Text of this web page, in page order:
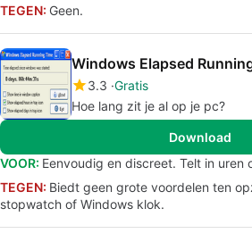
TEGEN: Geen.
Windows Elapsed
3.3 Gratis
Hoe lang zit je al op je pc?
Download
VOOR: Eenvoudig en discreet. Telt in uren
TEGEN: Biedt geen grote voordelen ten
stopwatch of Windows klok.